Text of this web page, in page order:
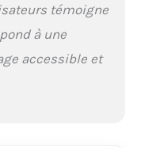
facile :
une boîte à
garder
témoigne
à une
accessible et